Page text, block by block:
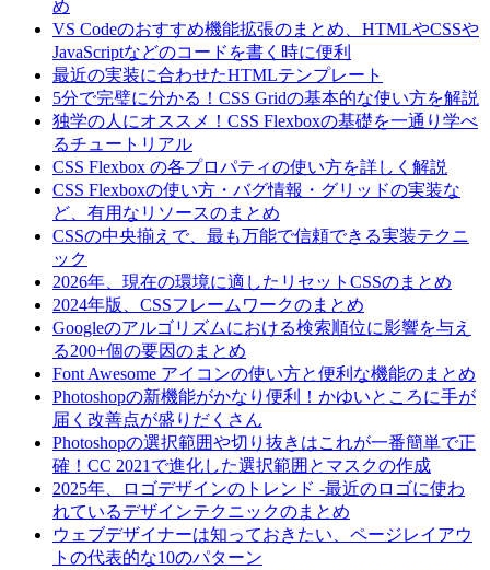
め
VS Codeのおすすめ機能拡張のまとめ、HTMLやCSSや
JavaScriptなどのコードを書く時に便利
最近の実装に合わせたHTMLテンプレート
5分で完璧に分かる！CSS Gridの基本的な使い方を解説
独学の人にオススメ！CSS Flexboxの基礎を一通り学べ
るチュートリアル
CSS Flexbox の各プロパティの使い方を詳しく解説
CSS Flexboxの使い方・バグ情報・グリッドの実装な
ど、有用なリソースのまとめ
CSSの中央揃えで、最も万能で信頼できる実装テクニ
ック
2026年、現在の環境に適したリセットCSSのまとめ
2024年版、CSSフレームワークのまとめ
Googleのアルゴリズムにおける検索順位に影響を与え
る200+個の要因のまとめ
Font Awesome アイコンの使い方と便利な機能のまとめ
Photoshopの新機能がかなり便利！かゆいところに手が
届く改善点が盛りだくさん
Photoshopの選択範囲や切り抜きはこれが一番簡単で正
確！CC 2021で進化した選択範囲とマスクの作成
2025年、ロゴデザインのトレンド -最近のロゴに使わ
れているデザインテクニックのまとめ
ウェブデザイナーは知っておきたい、ページレイアウ
トの代表的な10のパターン